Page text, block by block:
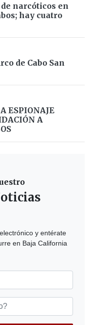
narcóticos en
hay cuatro
de Cabo San
ESPIONAJE
A
y entérate
en Baja California